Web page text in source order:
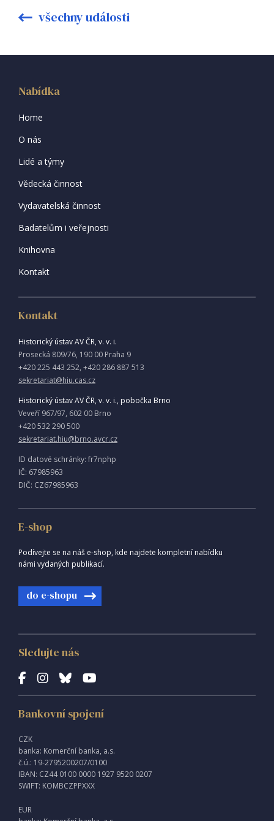
všechny události
Nabídka
Home
O nás
Lidé a týmy
Vědecká činnost
Vydavatelská činnost
Badatelům i veřejnosti
Knihovna
Kontakt
Kontakt
Historický ústav AV ČR, v. v. i.
Prosecká 809/76, 190 00 Praha 9
+420 225 443 252, +420 286 887 513
sekretariat@hiu.cas.cz
Historický ústav AV ČR, v. v. i., pobočka Brno
Veveří 967/97, 602 00 Brno
+420 532 290 500
sekretariat.hiu@brno.avcr.cz
ID datové schránky: fr7nphp
IČ: 67985963
DIČ: CZ67985963
E-shop
Podívejte se na náš e-shop, kde najdete kompletní nabídku
námi vydaných publikací.
do e-shopu
Sledujte nás
Bankovní spojení
CZK
banka: Komerční banka, a.s.
č.ú.: 19-2795200207/0100
IBAN: CZ44 0100 0000 1927 9520 0207
SWIFT: KOMBCZPPXXX
EUR